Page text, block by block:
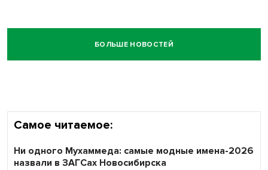
БОЛЬШЕ НОВОСТЕЙ
Самое читаемое:
Ни одного Мухаммеда: самые модные имена-2026
назвали в ЗАГСах Новосибирска